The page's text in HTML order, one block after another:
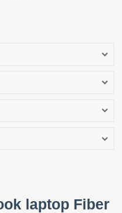
laptop Fiber